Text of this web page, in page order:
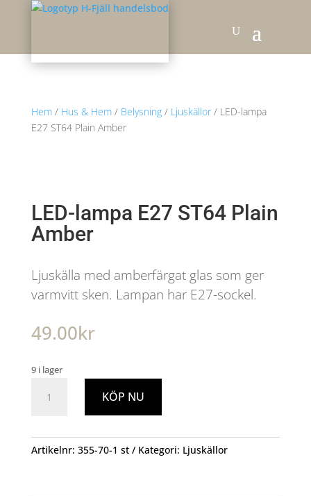
Hem/ Hus & Hem/ Belysning/ Ljuskällor/ LED-lampa
E27 ST64 Plain Amber
LED-lampa E27 ST64 Plain
Amber
Ljuskälla med amberfärgat glas som ger
varmvitt sken. Lampan har E27-sockel.
49.00kr
9 i lager
lampa
Plain
KÖP NU
Artikelnr: 355-70-1 st Kategori: Ljuskällor